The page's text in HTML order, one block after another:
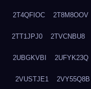
2T4QFIOC 2T8M8OOV
2TT1JPJ0 2TVCNBU8
2UBGKVBI 2UFYK23Q
2VUSTJE1 2VY55Q8B